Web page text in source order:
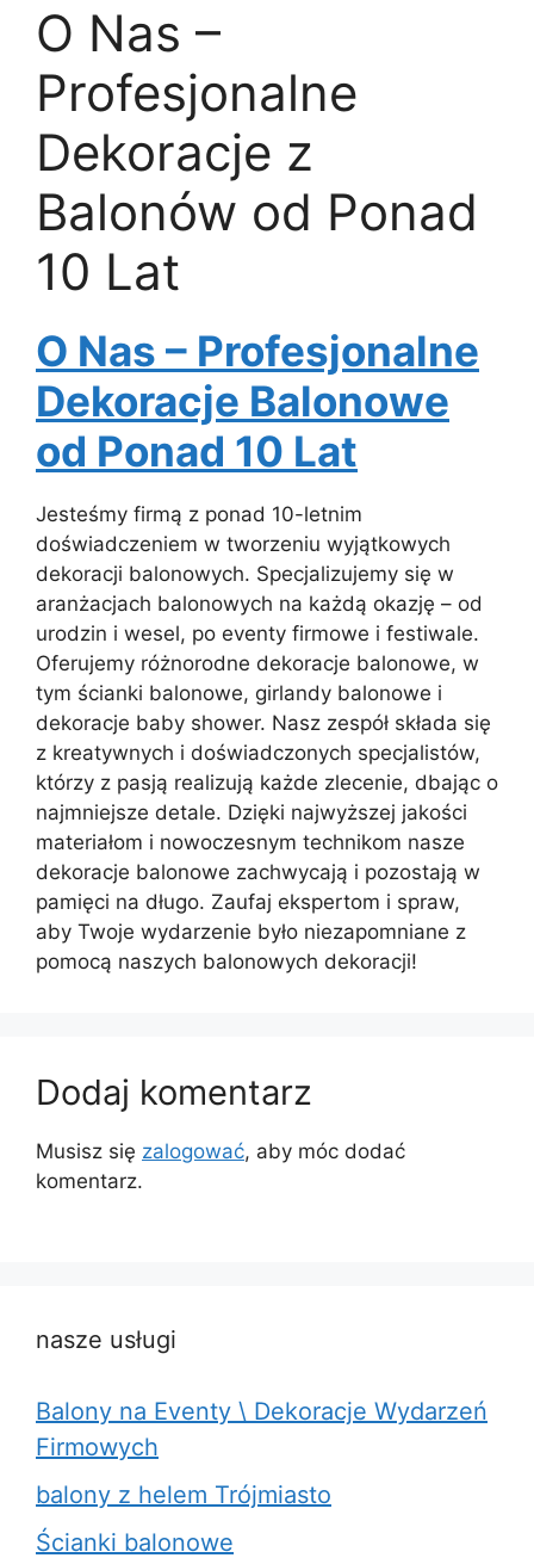
O Nas –
Profesjonalne
Dekoracje z
Balonów od Ponad
10 Lat
O Nas – Profesjonalne
Dekoracje Balonowe
od Ponad 10 Lat
Jesteśmy firmą z ponad 10-letnim
doświadczeniem w tworzeniu wyjątkowych
dekoracji balonowych. Specjalizujemy się w
aranżacjach balonowych na każdą okazję – od
urodzin i wesel, po eventy firmowe i festiwale.
Oferujemy różnorodne dekoracje balonowe, w
tym ścianki balonowe, girlandy balonowe i
dekoracje baby shower. Nasz zespół składa się
z kreatywnych i doświadczonych specjalistów,
którzy z pasją realizują każde zlecenie, dbając o
najmniejsze detale. Dzięki najwyższej jakości
materiałom i nowoczesnym technikom nasze
dekoracje balonowe zachwycają i pozostają w
pamięci na długo. Zaufaj ekspertom i spraw,
aby Twoje wydarzenie było niezapomniane z
pomocą naszych balonowych dekoracji!
Dodaj komentarz
Musisz się zalogować, aby móc dodać
komentarz.
nasze usługi
Balony na Eventy \ Dekoracje Wydarzeń
Firmowych
balony z helem Trójmiasto
Ścianki balonowe